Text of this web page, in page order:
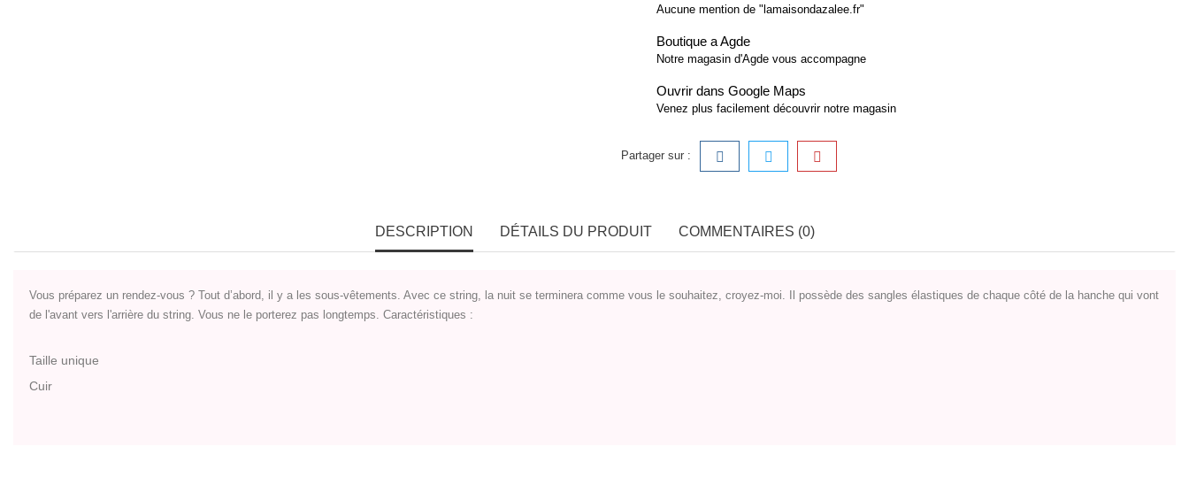
Aucune mention de "lamaisondazalee.fr"
Boutique a Agde
Notre magasin d'Agde vous accompagne
Ouvrir dans Google Maps
Venez plus facilement découvrir notre magasin
Partager sur :
DESCRIPTION DÉTAILS DU PRODUIT COMMENTAIRES (0)
Vous préparez un rendez-vous ? Tout d’abord, il y a les sous-vêtements. Avec ce string, la nuit se terminera comme vous le souhaitez, croyez-moi. Il possède des sangles élastiques de chaque côté de la hanche qui vont
de l'avant vers l'arrière du string. Vous ne le porterez pas longtemps. Caractéristiques :
Taille unique
Cuir